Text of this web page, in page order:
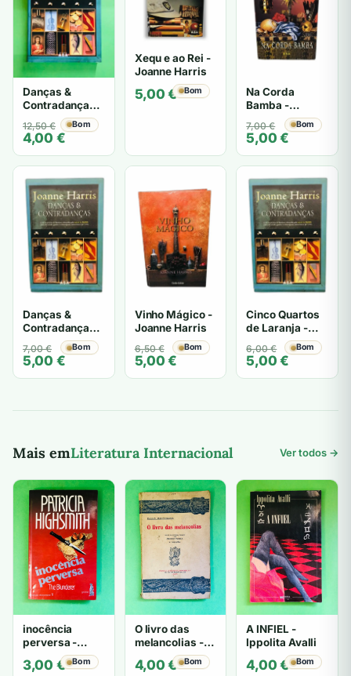
Danças &
Contradanças -
Joanne Harris
12,50€
O
preço
original
era:
12,50 €.
4,00 €
O
preço
atual
é:
4,00 €.
Bom
Xequ e ao Rei -
Joanne Harris
5,00€ Bom
Na Corda
Bamba -
Joanne Harris
7,00€
O
preço
original
era:
7,00 €.
5,00€
O
preço
atual
é:
5,00 €.
Bom
Danças &
Contradanças -
Joanne Harris
7,00€
O
preço
original
7,00 €.
5,00 €
O
preço
atual
5,00 €.
Bom
Vinho Mágico -
Joanne Harris
6,50€
O
preço
original
6,50 €.
5,00€
O
preço
atual
5,00 €.
Bom
Cinco Quartos
de Laranja -
Joanne Harris
6,00€
O
preço
original
6,00 €.
5,00€
O
preço
atual
5,00 €.
Bom
Mais emLiteratura Internacional Ver todos →
inocência
perversa -
PATRICIA
HIGHSMITH
3,00 € Bom
O livro das
melancolias -
Mantegazza
4,00€ Bom
A INFIEL -
Ippolita Avalli
4,00€ Bom